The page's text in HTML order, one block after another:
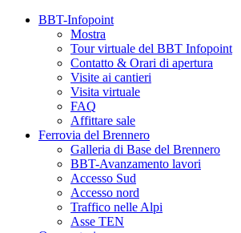
BBT-Infopoint
Mostra
Tour virtuale del BBT Infopoint
Contatto & Orari di apertura
Visite ai cantieri
Visita virtuale
FAQ
Affittare sale
Ferrovia del Brennero
Galleria di Base del Brennero
BBT-Avanzamento lavori
Accesso Sud
Accesso nord
Traffico nelle Alpi
Asse TEN